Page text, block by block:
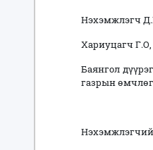
Нэхэмжлэгч
Хариуцагч Г.О,
Баянгол
газрын